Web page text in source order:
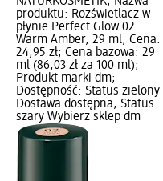
produktu: Rozświetlacz w
płynie Perfect Glow 02
Warm Amber, 29 ml; Cena:
24,95 zł; Cena bazowa: 29
ml (86,03 zł za 100 ml);
Produkt marki dm;
Dostępność: Status zielony
Dostawa dostępna, Status
szary Wybierz sklep dm